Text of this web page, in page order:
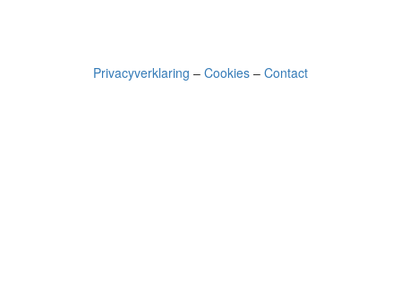
Privacyverklaring – Cookies – Contact